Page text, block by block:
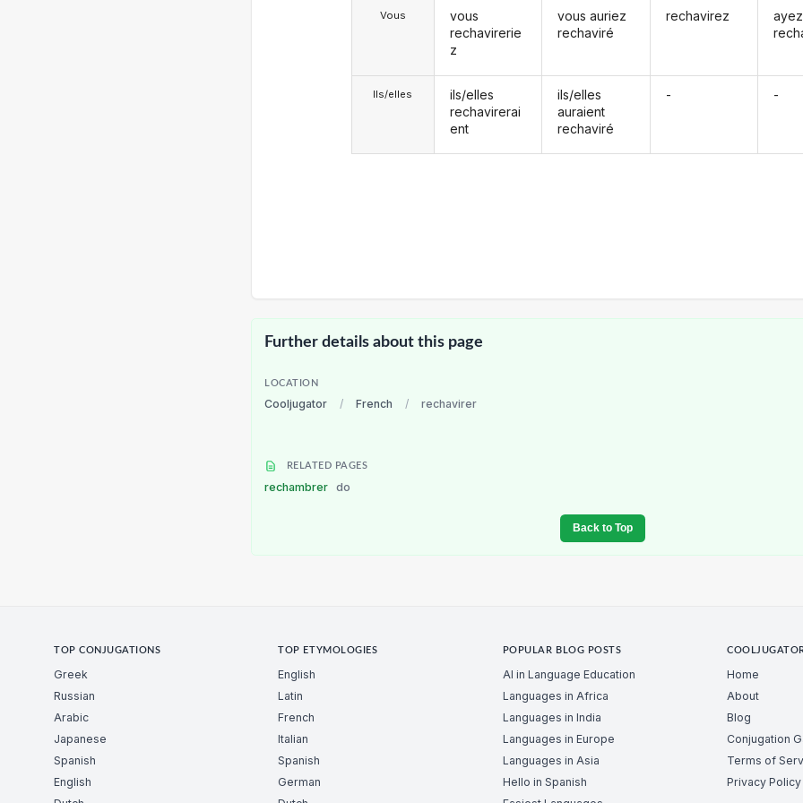
Vous
Ils/elles
vous
rechavirerie
z
ils/elles
rechavirerai
ent
vous auriez
rechaviré
ils/elles
auraient
rechaviré
rechavirez
-
ayez
-
Further details about this page
LOCATION
Cooljugator / French / rechavirer
RELATED PAGES
rechambrer do
Back to Top
TOP CONJUGATIONS
Greek
Russian
Arabic
Japanese
Spanish
English
TOP ETYMOLOGIES
English
Latin
French
Italian
Spanish
German
POPULAR BLOG POSTS
AI in Language Education
Languages in Africa
Languages in India
Languages in Europe
Languages in Asia
Hello in Spanish
Home
About
Blog
Conjugation
Terms of
Privacy Policy